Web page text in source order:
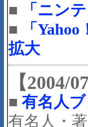
■
「ニン
■
「
拡大
【2004/
■ 有名人
有名人・